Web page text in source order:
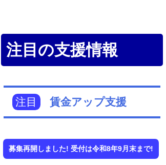
注目の支援情報
注目 賃金アップ支援
募集再開しました! 受付は令和8年9月末まで!